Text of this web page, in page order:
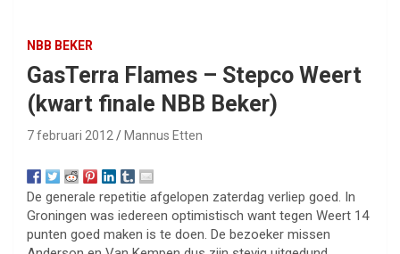
NBB BEKER
GasTerra Flames – Stepco Weert
(kwart finale NBB Beker)
7 februari 2012 Mannus Etten
De generale repetitie afgelopen zaterdag verliep goed. In
Groningen was iedereen optimistisch want tegen Weert 14
punten goed maken is te doen. De bezoeker missen